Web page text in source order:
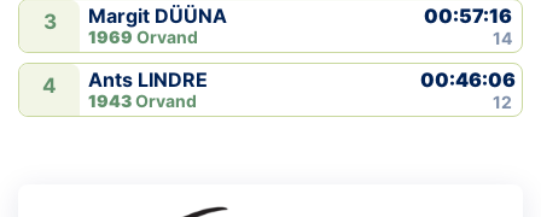
3 Margit DÜÜNA
1969 Orvand
00:57:16
14
4 Ants LINDRE
1943Orvand
00:46:06
12